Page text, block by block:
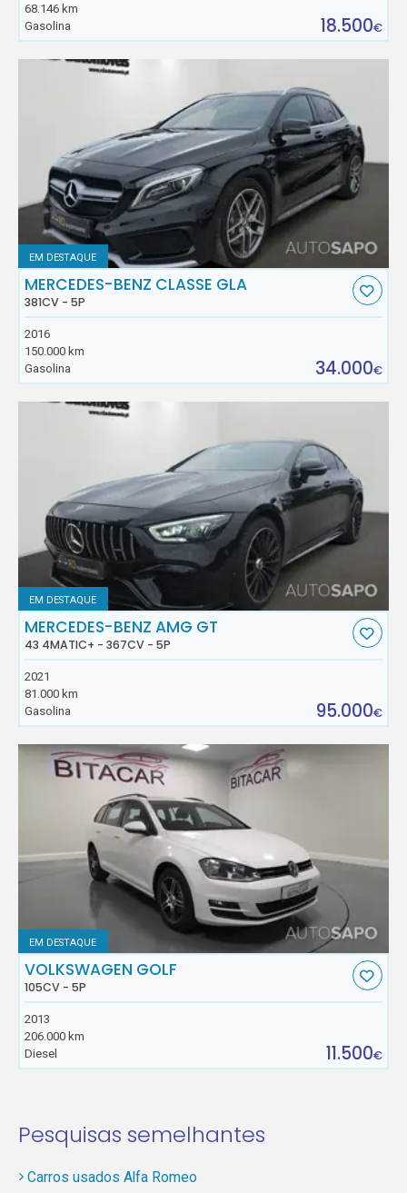
68.146 km
Gasolina
18.500€
EM DESTAQUE
MERCEDES-BENZ CLASSE GLA
381CV - 5P
2016
150.000 km
Gasolina
34.000€
EM DESTAQUE
MERCEDES-BENZ AMG GT
43 4MATIC+ - 367CV - 5P
2021
81.000 km
Gasolina
95.000€
EM DESTAQUE
VOLKSWAGEN GOLF
105CV - 5P
2013
206.000 km
Diesel
11.500€
Pesquisas semelhantes
Carros usados Alfa Romeo